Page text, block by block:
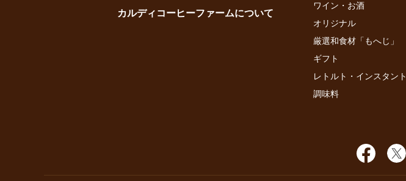
カルディコーヒーファームについて
ワイン・お酒
オリジナル
厳選和食材「もへじ」
ギフト
レトルト・インスタント
調味料